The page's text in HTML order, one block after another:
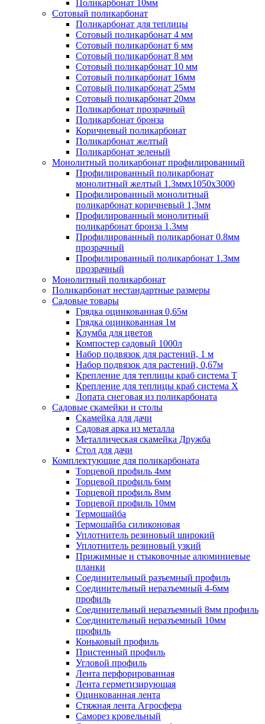
Поликарбонат 10мм
Сотовый поликарбонат
Поликарбонат для теплицы
Сотовый поликарбонат 4 мм
Сотовый поликарбонат 6 мм
Сотовый поликарбонат 8 мм
Сотовый поликарбонат 10 мм
Сотовый поликарбонат 16мм
Сотовый поликарбонат 25мм
Сотовый поликарбонат 20мм
Поликарбонат прозрачный
Поликарбонат бронза
Коричневый поликарбонат
Поликарбонат желтый
Поликарбонат зеленый
Монолитный поликарбонат профилированный
Профилированный поликарбонат
монолитный желтый 1.3ммх1050х3000
Профилированный монолитный
поликарбонат коричневый 1,3мм
Профилированный монолитный
поликарбонат бронза 1.3мм
Профилированный поликарбонат 0.8мм
прозрачный
Профилированный поликарбонат 1.3мм
прозрачный
Монолитный поликарбонат
Поликарбонат нестандартные размеры
Садовые товары
Грядка оцинкованная 0,65м
Грядка оцинкованная 1м
Клумба для цветов
Компостер садовый 1000л
Набор подвязок для растений, 1 м
Набор подвязок для растений, 0,67м
Крепление для теплицы краб система Т
Крепление для теплицы краб система Х
Лопата снеговая из поликарбоната
Садовые скамейки и столы
Скамейка для дачи
Садовая арка из металла
Металлическая скамейка Дружба
Стол для дачи
Комплектующие для поликарбоната
Торцевой профиль 4мм
Торцевой профиль 6мм
Торцевой профиль 8мм
Торцевой профиль 10мм
Термошайба
Термошайба силиконовая
Уплотнитель резиновый широкий
Уплотнитель резиновый узкий
Прижимные и стыковочные алюминиевые
планки
Соединительный разъемный профиль
Соединительный неразъемный 4-6мм
профиль
Соединительный неразъемный 8мм профиль
Соединительный неразъемный 10мм
профиль
Коньковый профиль
Пристенный профиль
Угловой профиль
Лента перфорированная
Лента герметизирующая
Оцинкованная лента
Стяжная лента Агросфера
Саморез кровельный